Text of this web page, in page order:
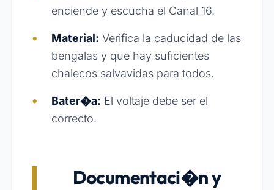
enciende y escucha el Canal 16.
Material: Verifica la caducidad de las
bengalas y que hay suficientes
chalecos salvavidas para todos.
Bater�a: El voltaje debe ser el
correcto.
Documentaci�n y